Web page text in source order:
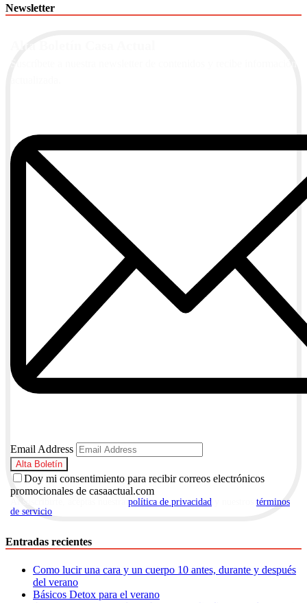
Newsletter
Email Address
Doy mi consentimiento para recibir correos electrónicos
promocionales de casaactual.com
política de privacidad
términos
de servicio
Entradas recientes
Como lucir una cara y un cuerpo 10 antes, durante y después
del verano
Básicos Detox para el verano